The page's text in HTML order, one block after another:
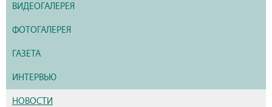
ВИДЕОГАЛЕРЕЯ
ФОТОГАЛЕРЕЯ
ГАЗЕТА
ИНТЕРВЬЮ
НОВОСТИ